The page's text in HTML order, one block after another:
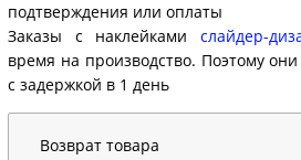
подтверждения или оплаты
Заказы с наклейками слайдер-
время на производство. Поэтому
с задержкой в 1 день
Возврат товара